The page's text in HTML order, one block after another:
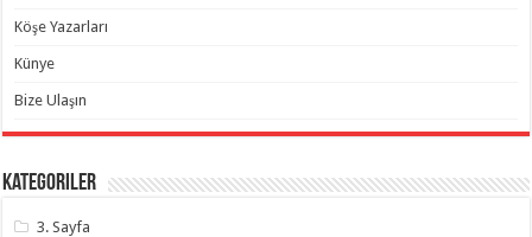
Köşe Yazarları
Künye
Bize Ulaşın
Kategoriler
3. Sayfa